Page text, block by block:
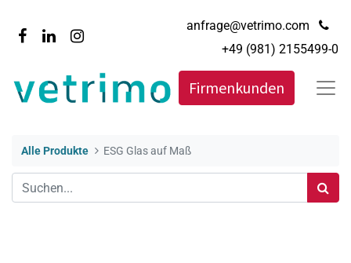
anfrage@vetrimo.com
+49 (981) 2155499-0
Firmenkunden
Alle Produkte ESG Glas auf Maß